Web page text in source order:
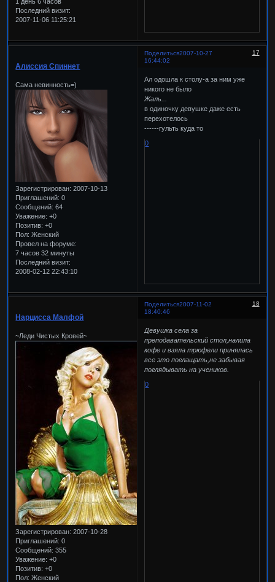
1 день 6 часов
Последний визит:
2007-11-06 11:25:21
Поделиться 17
2007-10-27
16:44:02
Алиссия Спиннет
Сама невинность=)
Зарегистрирован: 2007-10-13
Приглашений: 0
Сообщений: 64
Уважение: +0
Позитив: +0
Пол: Женский
Провел на форуме:
7 часов 32 минуты
Последний визит:
2008-02-12 22:43:10
Ал одошла к столу-а за ним уже
никого не было
Жаль...
в одиночку девушке даже есть
перехотелось
------гульть куда то
0
Поделиться 18
2007-11-02
18:40:46
Нарцисса Малфой
~Леди Чистых Кровей~
Зарегистрирован: 2007-10-28
Приглашений: 0
Сообщений: 355
Уважение: +0
Позитив: +0
Пол: Женский
Девушка села за
преподавательский стол,налила
кофе и взяла трюфели принялась
все это поглащать,не забывая
поглядывать на учеников.
0